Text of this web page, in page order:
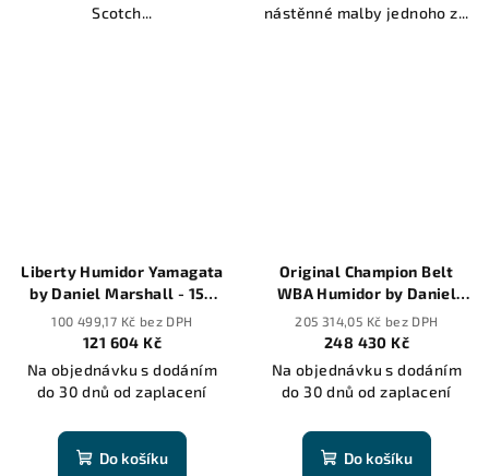
Scotch...
nástěnné malby jednoho z...
Liberty Humidor Yamagata
by Daniel Marshall - 150
cigars
100 499,17 Kč bez DPH
121 604 Kč
Na objednávku s dodáním
do 30 dnů od zaplacení
Do košíku
Original Champion Belt
WBA Humidor by Daniel
Marshall - 165 cigars
205 314,05 Kč bez DPH
248 430 Kč
Na objednávku s dodáním
do 30 dnů od zaplacení
Do košíku